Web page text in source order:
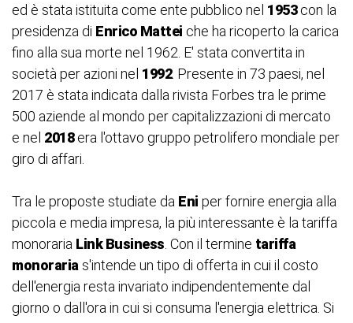
ed è stata istituita come ente pubblico nel 1953con la
presidenza di Enrico Mattei che ha ricoperto la carica
fino alla sua morte nel 1962. E' stata convertita in
società per azioni nel 1992. Presente in 73 paesi, nel
2017 è stata indicata dalla rivista Forbes tra le prime
500 aziende al mondo per capitalizzazioni di mercato
e nel 2018era l'ottavo gruppo petrolifero mondiale per
giro di affari.
Tra le proposte studiate da Eni per fornire energia alla
piccola e media impresa, la più interessante è la tariffa
monoraria Link Business . Con il termine tariffa
monoraria s'intende un tipo di offerta in cui il costo
dell'energia resta invariato indipendentemente dal
giorno o dall'ora in cui si consuma l'energia elettrica. Si